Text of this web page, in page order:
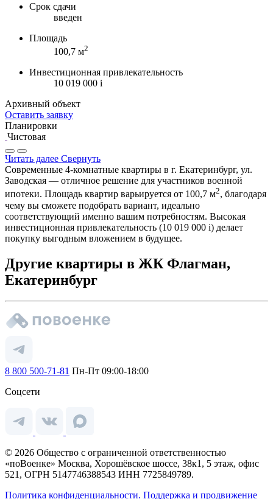
Срок сдачи
введен
Площадь
100,7 м2
Инвестиционная привлекательность
10 019 000 i
Архивный объект
Оставить заявку
Планировки
Чистовая
Читать далее Свернуть
Современные 4-комнатные квартиры в г. Екатеринбург, ул.
Заводская — отличное решение для участников военной
ипотеки. Площадь квартир варьируется от 100,7 м2, благодаря
чему вы сможете подобрать вариант, идеально
соответствующий именно вашим потребностям. Высокая
инвестиционная привлекательность (10 019 000 i) делает
покупку выгодным вложением в будущее.
Другие квартиры в ЖК Флагман,
Екатеринбург
8 800 500-71-81 Пн-Пт 09:00-18:00
Соцсети
© 2026 Общество с ограниченной ответственностью
«поВоенке» Москва, Хорошёвское шоссе, 38к1, 5 этаж, офис
521, ОГРН 5147746388543 ИНН 7725849789.
Политика конфиденциальности. Поддержка и продвижение